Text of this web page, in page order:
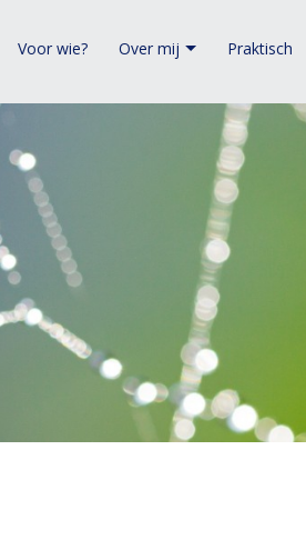
Voor wie? Over mij Praktisch